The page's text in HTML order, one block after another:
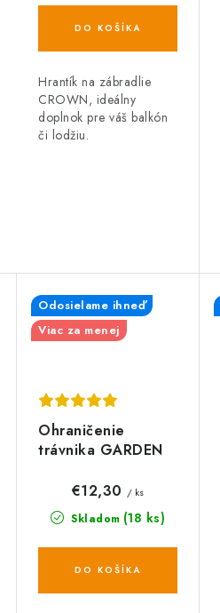
DO KOŠÍKA
Hrantík na zábradlie
CROWN, ideálny
doplnok pre váš balkón
či lodžiu.
Ohraničenie
trávnika GARDEN
Odosielame ihneď
Viac za menej
Skladom (18 ks)
€12,30 / ks
DO KOŠÍKA